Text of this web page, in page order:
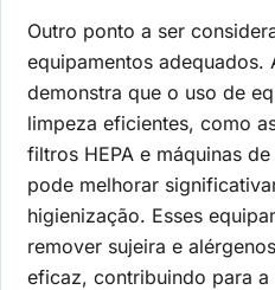
Outro ponto a ser
equipamentos adequados.
demonstra que o uso de
limpeza eficientes, como
filtros HEPA e máquinas
pode melhorar
higienização. Esses
remover sujeira e
eficaz, contribuindo para